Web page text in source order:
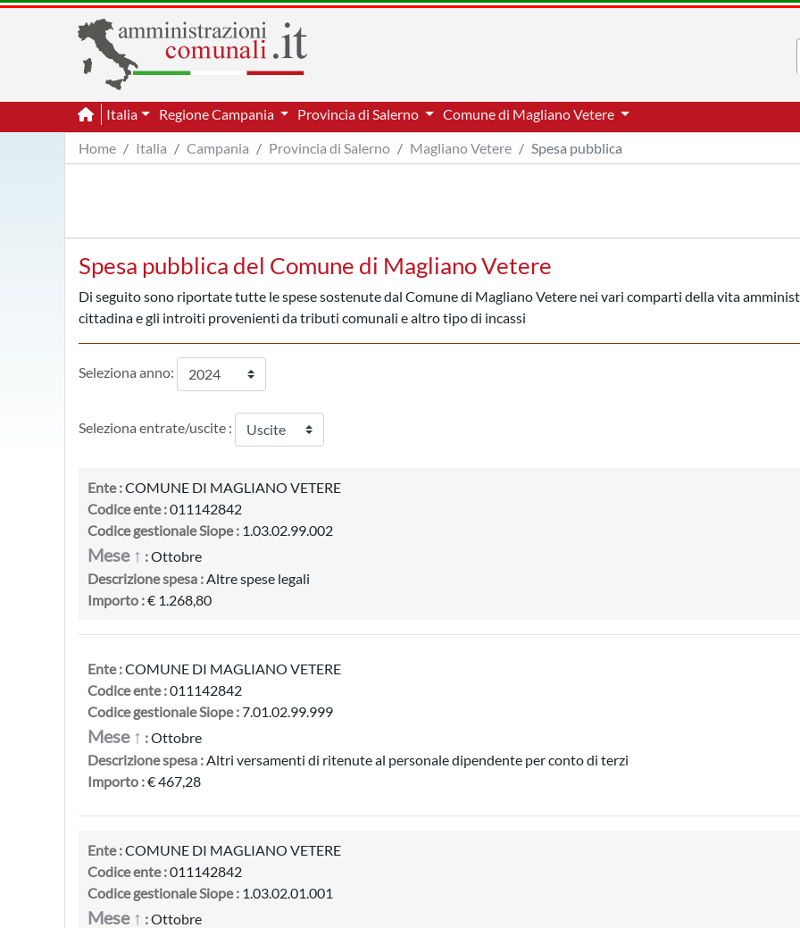
Italia Regione Campania Provincia di Salerno
Comune di Magliano Vetere
Home
Italia Campania Provincia di Salerno Magliano Vetere Spesa pubblica
Spesa pubblica del Comune di Magliano Vetere
Di seguito sono riportate tutte le spese sostenute dal Comune di Magliano Vetere nei vari comparti della vita
cittadina e gli introiti provenienti da tributi comunali e altro tipo di incassi
Seleziona anno:
Seleziona entrate/uscite :
Ente :COMUNE DI MAGLIANO VETERE
Codice ente :011142842
Codice gestionale Siope : 1.03.02.99.002
Mese ↑ :Ottobre
Descrizione spesa :Altre spese legali
Importo :€ 1.268,80
Ente :COMUNE DI MAGLIANO VETERE
Codice ente :011142842
Codice gestionale Siope :7.01.02.99.999
Mese ↑ :Ottobre
Descrizione spesa :Altri versamenti di ritenute al personale dipendente per conto di terzi
Importo :€ 467,28
Ente :COMUNE DI MAGLIANO VETERE
Codice ente :011142842
Codice gestionale Siope : 1.03.02.01.001
Mese ↑ :Ottobre